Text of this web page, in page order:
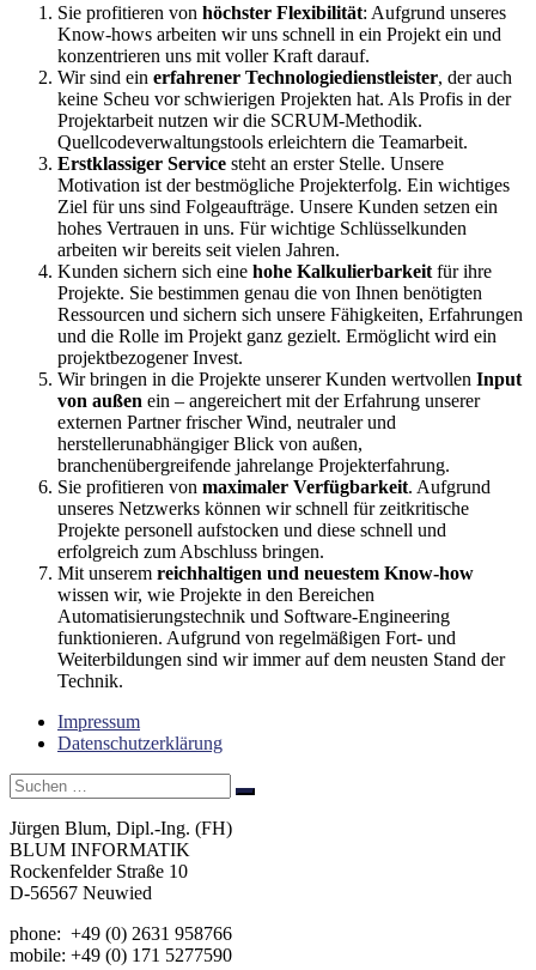
Sie profitieren von höchster Flexibilität: Aufgrund unseres
Know-hows arbeiten wir uns schnell in ein Projekt ein und
konzentrieren uns mit voller Kraft darauf.
Wir sind ein erfahrener Technologiedienstleister, der auch
keine Scheu vor schwierigen Projekten hat. Als Profis in der
Projektarbeit nutzen wir die SCRUM-Methodik.
Quellcodeverwaltungstools erleichtern die Teamarbeit.
Erstklassiger Service steht an erster Stelle. Unsere
Motivation ist der bestmögliche Projekterfolg. Ein wichtiges
Ziel für uns sind Folgeaufträge. Unsere Kunden setzen ein
hohes Vertrauen in uns. Für wichtige Schlüsselkunden
arbeiten wir bereits seit vielen Jahren.
Kunden sichern sich eine hohe Kalkulierbarkeit für ihre
Projekte. Sie bestimmen genau die von Ihnen benötigten
Ressourcen und sichern sich unsere Fähigkeiten, Erfahrungen
und die Rolle im Projekt ganz gezielt. Ermöglicht wird ein
projektbezogener Invest.
Wir bringen in die Projekte unserer Kunden wertvollen Input
von außen ein – angereichert mit der Erfahrung unserer
externen Partner frischer Wind, neutraler und
herstellerunabhängiger Blick von außen,
branchenübergreifende jahrelange Projekterfahrung.
Sie profitieren von maximaler Verfügbarkeit. Aufgrund
unseres Netzwerks können wir schnell für zeitkritische
Projekte personell aufstocken und diese schnell und
erfolgreich zum Abschluss bringen.
Mit unserem reichhaltigen und neuestem Know-how
wissen wir, wie Projekte in den Bereichen
Automatisierungstechnik und Software-Engineering
funktionieren. Aufgrund von regelmäßigen Fort- und
Weiterbildungen sind wir immer auf dem neusten Stand der
Technik.
Impressum
Datenschutzerklärung
Suche
Suchen
Jürgen Blum, Dipl.-Ing. (FH)
BLUM INFORMATIK
Rockenfelder Straße 10
D-56567 Neuwied
phone: +49 (0) 2631 958766
mobile: +49 (0) 171 5277590